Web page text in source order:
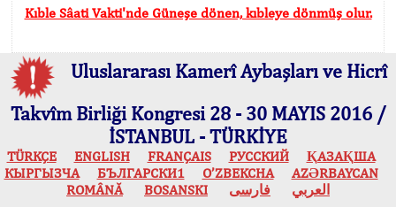
Kıble Sâati Vakti'nde Güneşe dönen, kıbleye dönmüş olur.
Uluslararası Kamerî Aybaşları ve Hicrî
Takvîm Birliği Kongresi 28 - 30 MAYIS 2016 /
İSTANBUL - TÜRKİYE
TÜRKÇE ENGLISH FRANÇAIS РУССКИЙ
ҚАЗАҚША
КЫPГЫЗЧA
БЪЛГАРСКИ1 O’ZBEKCHA
AZӘRBAYCAN
ROMÂNĂ
BOSANSKI العربي فارسی